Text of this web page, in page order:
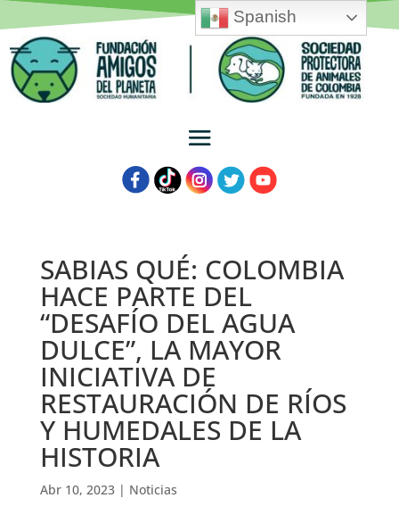
SABIAS QUÉ: COLOMBIA
HACE PARTE DEL
“DESAFÍO DEL AGUA
DULCE”, LA MAYOR
INICIATIVA DE
RESTAURACIÓN DE RÍOS
Y HUMEDALES DE LA
HISTORIA
Abr 10, 2023| Noticias
Spanish